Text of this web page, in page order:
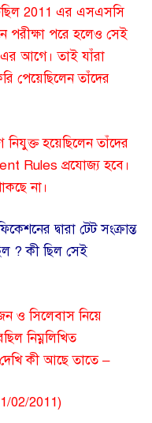
2011 এর এসএসসি
পরীক্ষা পরে হলেও সেই
এর আগে। তাই যাঁরা
পেয়েছিলেন তাঁদের
হয়েছিলেন তাঁদের
Rules প্রযোজ্য হবে।
না।
দ্বারা টেট সংক্রান্ত
? কী ছিল সেই
ও সিলেবাস নিয়ে
নিম্নলিখিত
কী আছে তাতে –
02/2011)